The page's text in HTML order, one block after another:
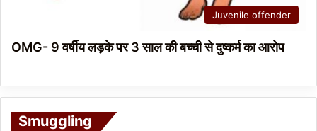
Juvenile offender
OMG- 9 वर्षीय लड़के पर 3 साल की बच्ची से दुष्कर्म का आरोप
Smuggling